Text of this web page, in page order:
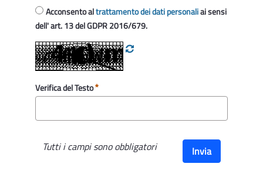
Acconsento altrattamento dei dati personaliai sensi
dell' art. 13 del GDPR 2016/679.
Verifica del Testo
Tutti i campi sono obbligatori Invia